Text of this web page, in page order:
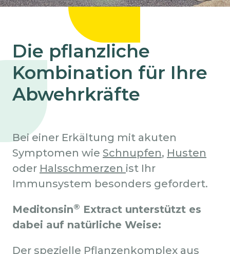
Die pflanzliche
Kombination für Ihre
Abwehrkräfte
Bei einer Erkältung mit akuten
Symptomen wie Schnupfen, Husten
oder Halsschmerzen ist Ihr
Immunsystem besonders gefordert.
Meditonsin® Extract unterstützt es
dabei auf natürliche Weise:
Der spezielle Pflanzenkomplex aus